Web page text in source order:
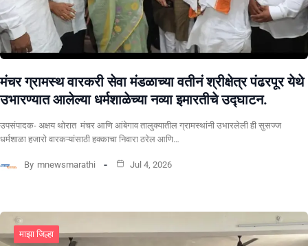
मंचर ग्रामस्थ वारकरी सेवा मंडळाच्या वतीनं श्रीक्षेत्र पंढरपूर येथे
उभारण्यात आलेल्या धर्मशाळेच्या नव्या इमारतीचे उद्घाटन.
उपसंपादक- अक्षय थोरात मंचर आणि आंबेगाव तालुक्यातील ग्रामस्थांनी उभारलेली ही सुसज्ज
धर्मशाळा हजारो वारकऱ्यांसाठी हक्काचा निवारा ठरेल आणि…
By mnewsmarathi Jul 4, 2026
माझा जिल्हा